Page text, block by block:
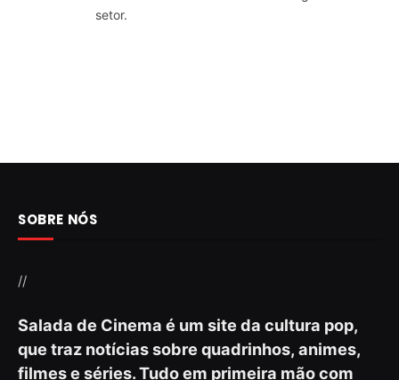
setor.
SOBRE NÓS
//
Salada de Cinema é um site da cultura pop,
que traz notícias sobre quadrinhos, animes,
filmes e séries. Tudo em primeira mão com